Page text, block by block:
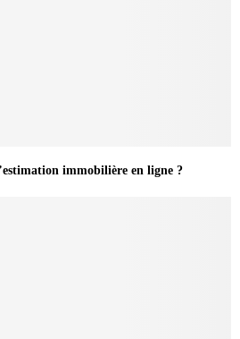
immobilière en ligne ?